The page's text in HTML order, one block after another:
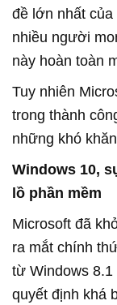
đề lớn nhất
nhiều người
này hoàn toàn
Tuy nhiên
trong thành
những khó
Windows 10,
lồ phần mềm
Microsoft đã
ra mắt chính
từ Windows
quyết định khá